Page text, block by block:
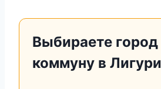
Выбираете город
коммуну в